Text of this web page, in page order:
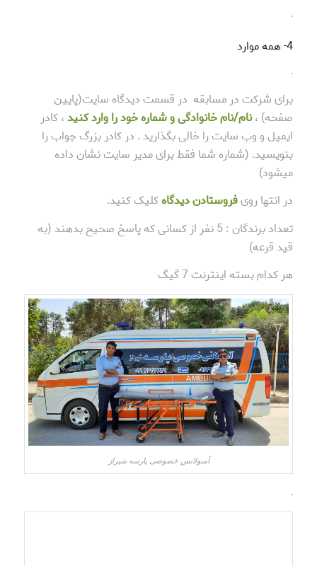
.
4- همه موارد
.
برای شرکت در مسابقه در قسمت دیدگاه سایت(پایین
صفحه) ،نام/نام خانوادگی و شماره خود را وارد کنید، کادر
ایمیل و وب سایت را خالی بگذارید . در کادر بزرگ جواب را
بنویسید. (شماره شما فقط برای مدیر سایت نشان داده
میشود)
در انتها رویفروستادن دیدگاهکلیک کنید.
تعداد برندگان : 5 نفر از کسانی که پاسخ صحیح بدهند (به
قید قرعه)
هر کدام بسته اینترنت 7 گیگ
آمبولانس خصوصی پارسه شیراز
.